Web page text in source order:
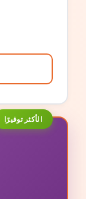
الأكثر توفيرًا